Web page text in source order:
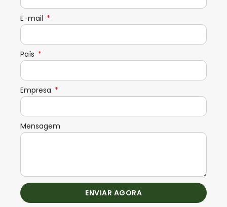
E-mail
País
Empresa
Mensagem
ENVIAR AGORA